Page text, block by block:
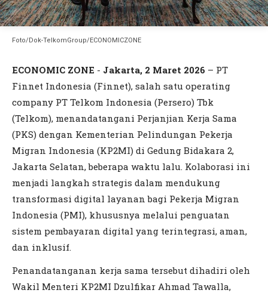
Foto/Dok-TelkomGroup/ECONOMICZONE
ECONOMIC ZONE - Jakarta, 2 Maret 2026 – PT
Finnet Indonesia (Finnet), salah satu operating
company PT Telkom Indonesia (Persero) Tbk
(Telkom), menandatangani Perjanjian Kerja Sama
(PKS) dengan Kementerian Pelindungan Pekerja
Migran Indonesia (KP2MI) di Gedung Bidakara 2,
Jakarta Selatan, beberapa waktu lalu. Kolaborasi ini
menjadi langkah strategis dalam mendukung
transformasi digital layanan bagi Pekerja Migran
Indonesia (PMI), khususnya melalui penguatan
sistem pembayaran digital yang terintegrasi, aman,
dan inklusif.
Penandatanganan kerja sama tersebut dihadiri oleh
Wakil Menteri KP2MI Dzulfikar Ahmad Tawalla,